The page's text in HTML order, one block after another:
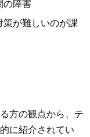
の障害
が難しいのが課
方の観点から、テ
に紹介されてい